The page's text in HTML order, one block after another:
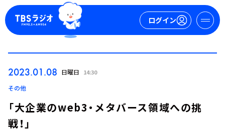
ログイン
2023.01.08 日曜日 14:30
その他
「大企業のweb3・メタバース領域への挑
戦！」